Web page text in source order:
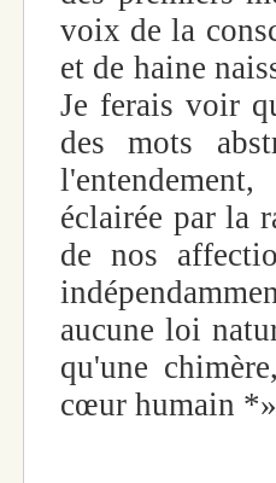
voix de la
et de haine
Je ferais voir
des mots
éclairée par la
de nos
aucune loi
qu'une
cœur humain